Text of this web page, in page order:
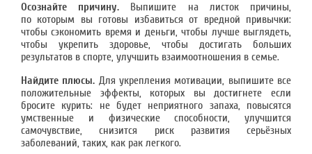
Осознайте причину. Выпишите на листок причины,
по которым вы готовы избавиться от вредной привычки:
чтобы сэкономить время и деньги, чтобы лучше выглядеть,
чтобы укрепить здоровье, чтобы достигать больших
результатов в спорте, улучшить взаимоотношения в семье.
Найдите плюсы. Для укрепления мотивации, выпишите все
положительные эффекты, которых вы достигнете если
бросите курить: не будет неприятного запаха, повысятся
умственные и физические способности, улучшится
самочувствие, снизится риск развития серьёзных
заболеваний, таких, как рак легкого.